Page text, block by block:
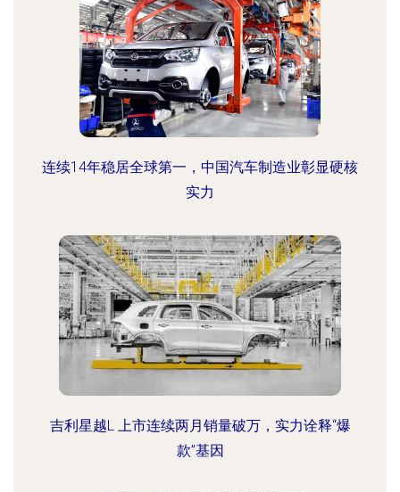
连续14年稳居全球第一，中国汽车制造业彰显硬核
实力
吉利星越L 上市连续两月销量破万，实力诠释“爆
款”基因